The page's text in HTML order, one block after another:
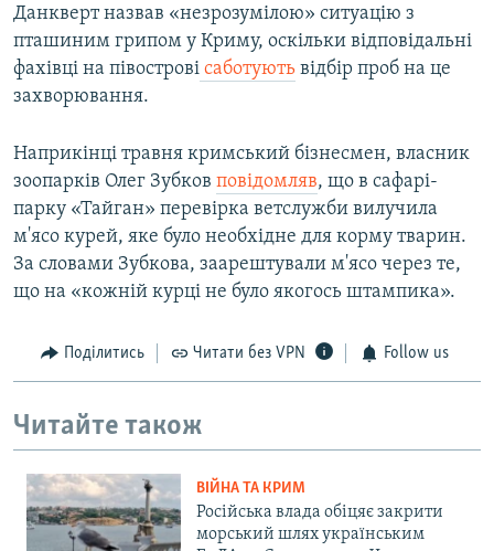
Данкверт назвав «незрозумілою» ситуацію з
пташиним грипом у Криму, оскільки відповідальні
фахівці на півострові саботують відбір проб на це
захворювання.
Наприкінці травня кримський бізнесмен, власник
зоопарків Олег Зубков повідомляв, що в сафарі-
парку «Тайган» перевірка ветслужби вилучила
м'ясо курей, яке було необхідне для корму тварин.
За словами Зубкова, заарештували м'ясо через те,
що на «кожній курці не було якогось штампика».
Поділитись Читати без VPN Follow us
Читайте також
ВІЙНА ТА КРИМ
Російська влада обіцяє закрити
морський шлях українським